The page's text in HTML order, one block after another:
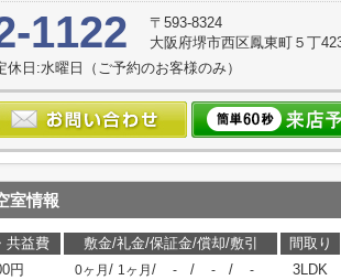
1122
〒593-8324
大阪府堺市西区鳳東町５丁
日:水曜日（ご予約のお客様のみ）
室情報
共益費 敷金/礼金/保証金/償却/敷引 間取り
円 0ヶ月 / 1ヶ月 / - / - / - 3LDK